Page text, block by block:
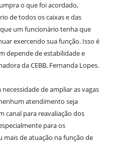
o que foi acordado,
de todos os caixas e das
um funcionário tenha que
exercendo sua função. Isso é
depende de estabilidade e
da CEBB, Fernanda Lopes.
de ampliar as vagas
atendimento seja
canal para reavaliação dos
para os
de atuação na função de